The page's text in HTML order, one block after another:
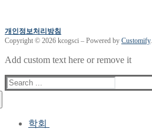
개인정보처리방침
Copyright © 2026 kcogsci – Powered by Customify.
Add custom text here or remove it
Search
for:
학회